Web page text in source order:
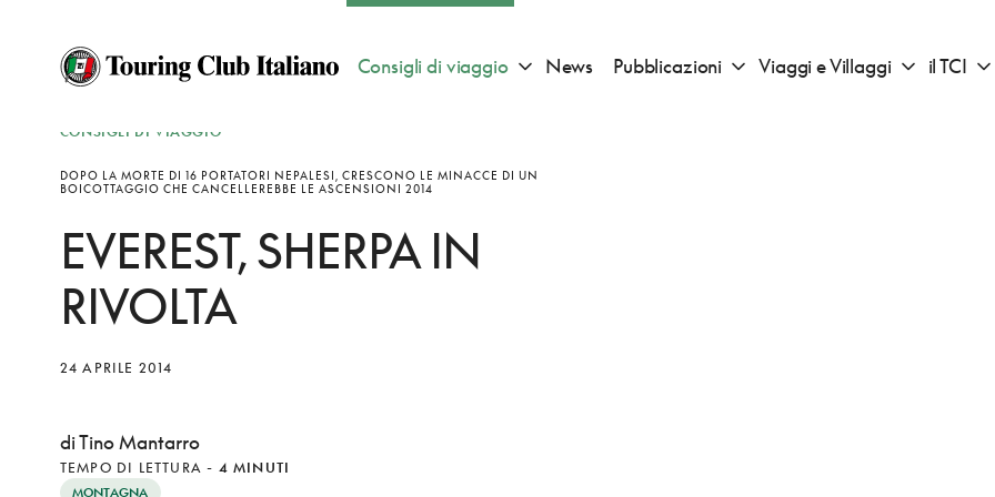
Consigli di viaggio Apri sotto menu "Consigli di viaggio"
News Pubblicazioni Apri sotto menu "Pubblicazioni"
Viaggi e Villaggi Apri sotto
il TCI
CONSIGLI DI VIAGGIO
DOPO LA MORTE DI 16 PORTATORI NEPALESI, CRESCONO LE MINACCE DI UN
BOICOTTAGGIO CHE CANCELLEREBBE LE ASCENSIONI 2014
EVEREST, SHERPA IN
RIVOLTA
24 APRILE 2014
di Tino Mantarro
TEMPO DI LETTURA - 4 MINUTI
MONTAGNA